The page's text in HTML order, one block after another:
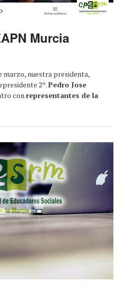
Murcia
marzo, nuestra presidenta,
2º.Pedro Jose
con representantes de la